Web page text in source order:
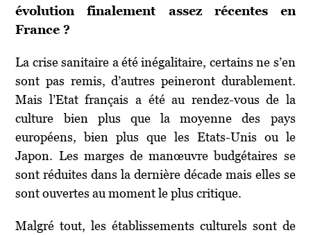
évolution finalement assez récentes en
France ?
La crise sanitaire a été inégalitaire, certains ne s’en
sont pas remis, d’autres peineront durablement.
Mais l’Etat français a été au rendez-vous de la
culture bien plus que la moyenne des pays
européens, bien plus que les Etats-Unis ou le
Japon. Les marges de manœuvre budgétaires se
sont réduites dans la dernière décade mais elles se
sont ouvertes au moment le plus critique.
Malgré tout, les établissements culturels sont de